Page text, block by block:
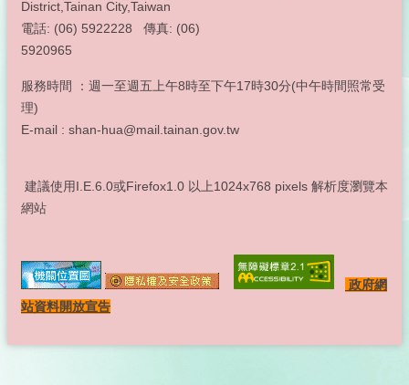
District,Tainan City,Taiwan
電話: (06) 5922228 傳真: (06)
5920965
服務時間 ：週一至週五上午8時至下午17時30分(中午時間照常受
理)
E-mail : shan-hua@mail.tainan.gov.tw
建議使用I.E.6.0或Firefox1.0 以上1024x768 pixels 解析度瀏覽本
網站
政府網
站資料開放宣告